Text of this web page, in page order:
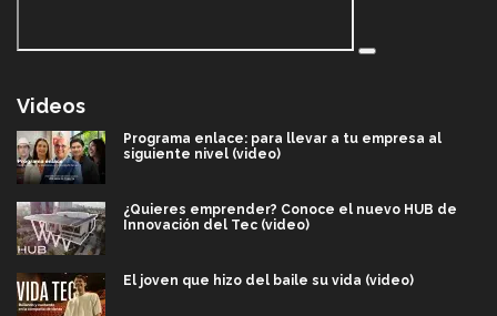
Videos
Programa enlace: para llevar a tu empresa al
siguiente nivel (video)
¿Quieres emprender? Conoce el nuevo HUB de
Innovación del Tec (video)
El joven que hizo del baile su vida (video)